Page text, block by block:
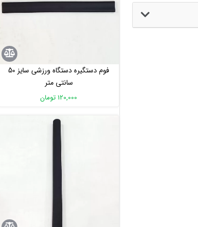
فوم دستگیره دستگاه ورزشی سایز 50
سانتی متر
120,000 تومان